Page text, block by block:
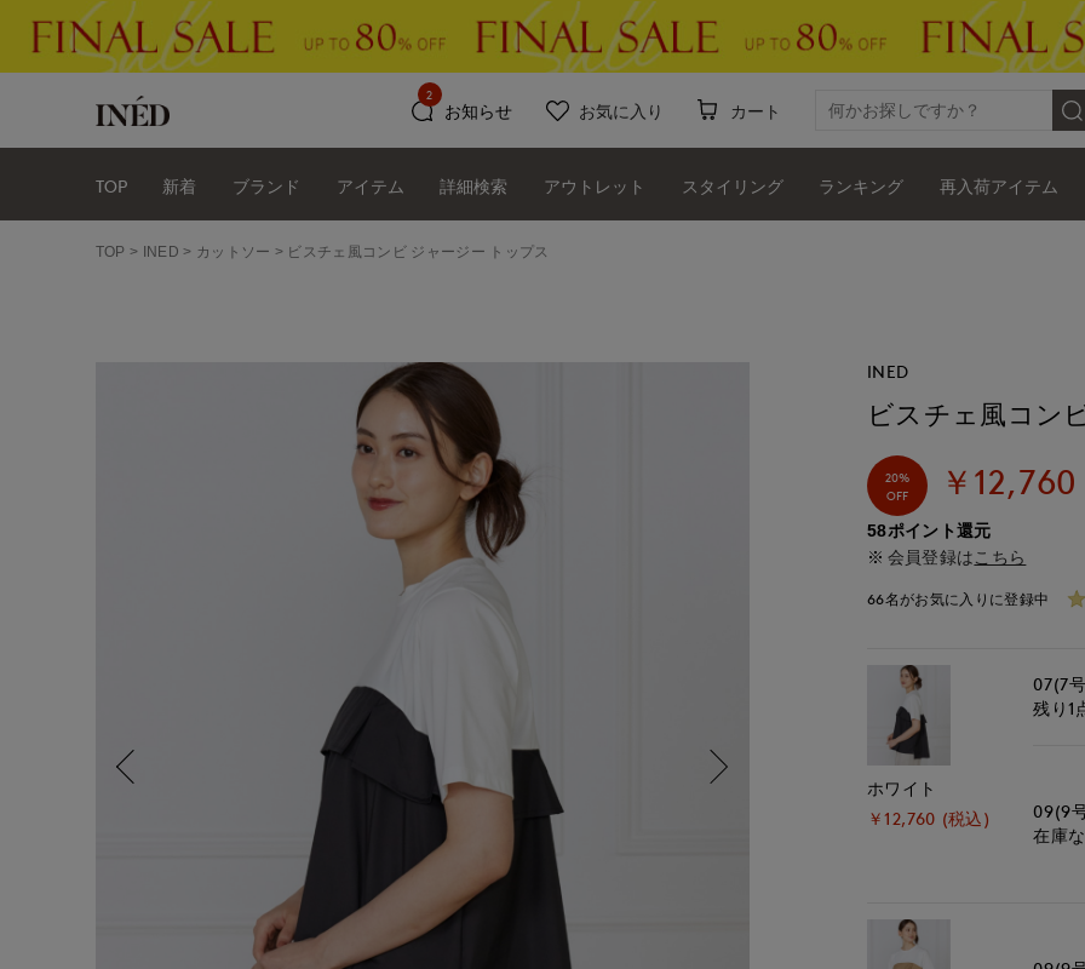
お知らせ
2
お気に入り カート
TOP 新着 ブランド アイテム 詳細検索 アウトレット スタイリング ランキング 再入荷アイテム
TOP INED カットソー ビスチェ風コンビ ジャージー トップス
INED
ビスチェ風コン
20%
OFF
￥12,760
58ポイント還元
会員登録は こちら
66名がお気に入りに登録中
ホワイト
￥12,760 (税込)
07(7
残り1
09(9
在庫